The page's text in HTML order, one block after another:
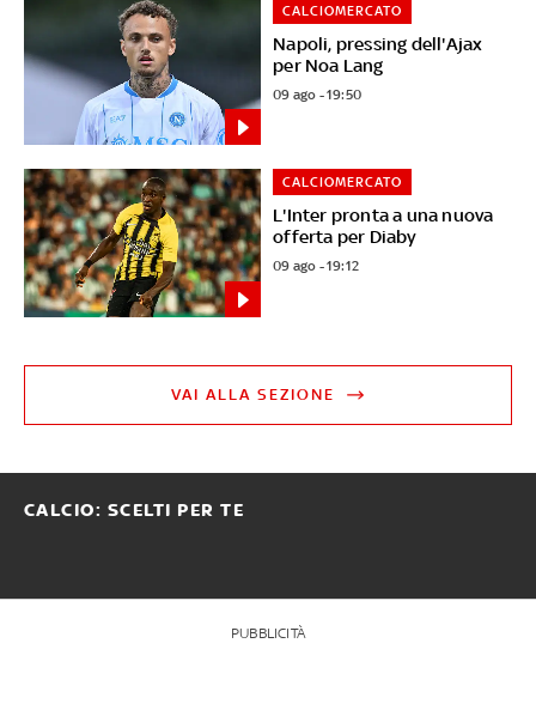
Napoli, pressing dell'Ajax
per Noa Lang
CALCIOMERCATO
09 ago - 19:50
L'Inter pronta a una nuova
offerta per Diaby
CALCIOMERCATO
09 ago - 19:12
VAI ALLA SEZIONE
CALCIO: SCELTI PER TE
PUBBLICITÀ